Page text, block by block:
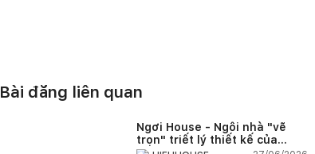
Bài đăng liên quan
Ngơi House - Ngôi nhà "vẽ
trọn" triết lý thiết kế của